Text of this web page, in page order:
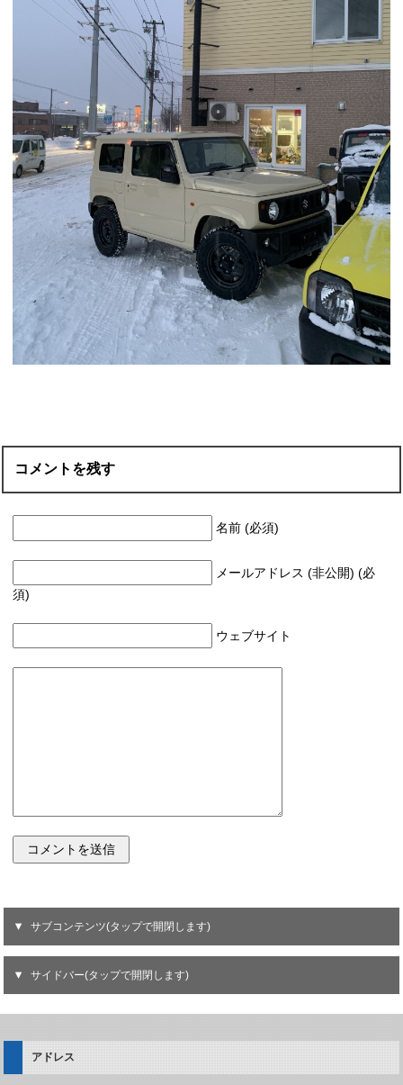
コメントを残す
名前 (必須)
メールアドレス (非公開) (必
須)
ウェブサイト
サブコンテンツ(タップで開閉します)
サイドバー(タップで開閉します)
アドレス